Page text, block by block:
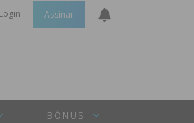
Login Assinar
BÓNUS